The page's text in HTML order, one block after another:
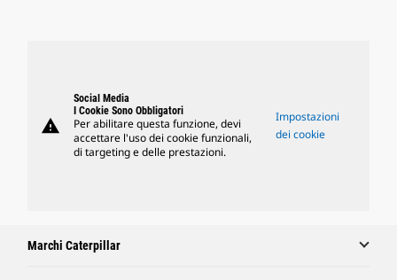
warning
Social Media
I Cookie Sono Obbligatori
Per abilitare questa funzione, devi
accettare l'uso dei cookie funzionali,
di targeting e delle prestazioni.
Impostazioni
dei cookie
Marchi Caterpillar